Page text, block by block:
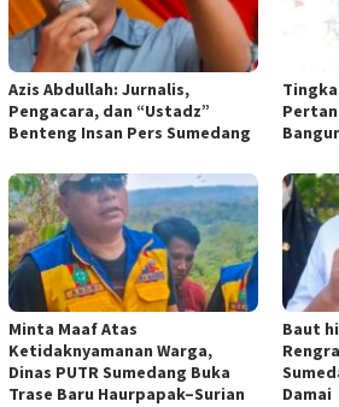
Azis Abdullah: Jurnalis,
Pengacara, dan “Ustadz”
Benteng Insan Pers Sumedang
Minta Maaf Atas
Ketidaknyamanan Warga,
Dinas PUTR Sumedang Buka
Trase Baru Haurpapak–Surian
Baut
Damai